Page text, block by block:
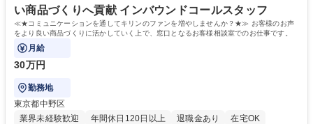
い商品づくりへ貢献 インバウンドコールスタッフ
≪★コミュニケーションを通してキリンのファンを増やしませんか？★≫ お客様のお声
をより良い商品づくりに活かしていく上で、窓口となるお客様相談室でのお仕事です。
月給
30万円
勤務地
東京都中野区
業界未経験歓迎
年間休日120日以上 退職金あり
在宅OK